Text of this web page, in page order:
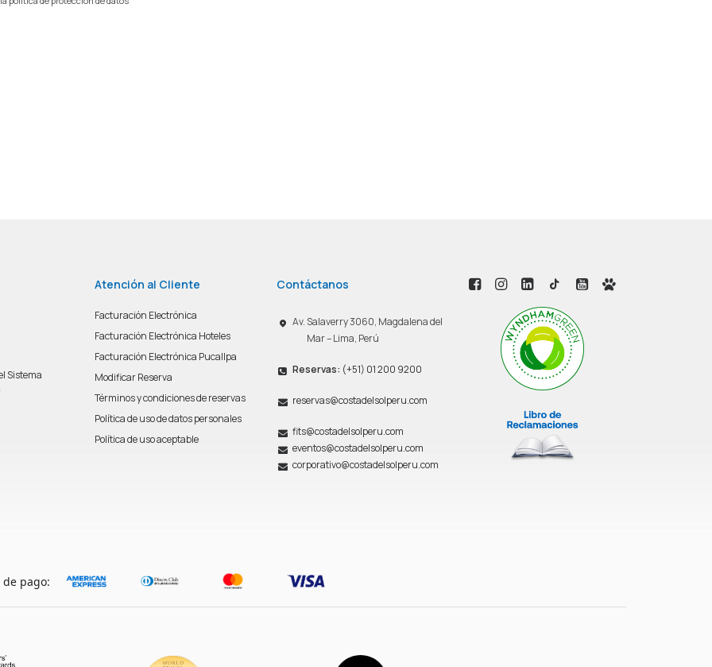
Sistema
Atención al Cliente
Facturación Electrónica
Facturación Electrónica Hoteles
Facturación Electrónica Pucallpa
Modificar Reserva
Términos y condiciones de reservas
Política de uso de datos personales
Política de uso aceptable
Contáctanos
Av. Salaverry 3060, Magdalena del
Mar – Lima, Perú
Reservas: (+51) 01 200 9200
reservas@costadelsolperu.com
fits@costadelsolperu.com
eventos@costadelsolperu.com
corporativo@costadelsolperu.com
pago: